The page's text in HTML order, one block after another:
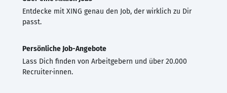
Entdecke mit XING genau den Job, der wirklich zu Dir
passt.
Persönliche Job-Angebote
Lass Dich finden von Arbeitgebern und über 20.000
Recruiter·innen.